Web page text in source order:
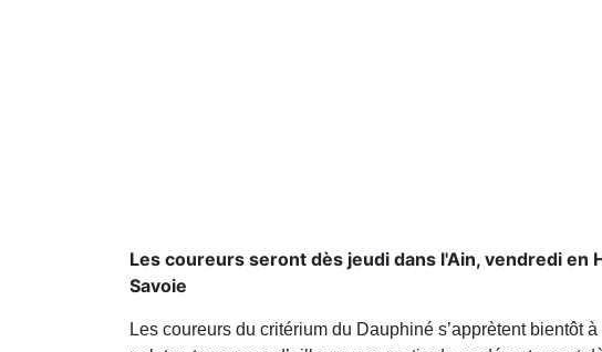
Les coureurs seront dès jeudi dans l'Ain, vendredi en
Savoie
Les coureurs du critérium du Dauphiné s’apprètent bientôt